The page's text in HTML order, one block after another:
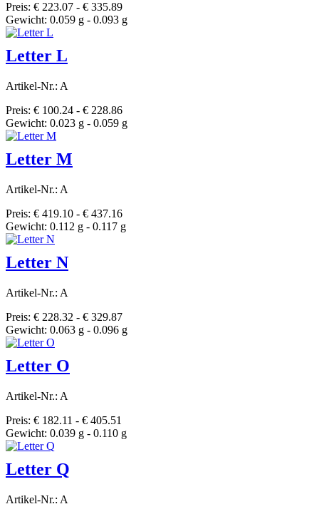
Preis: € 223.07 - € 335.89
Gewicht: 0.059 g - 0.093 g
Letter L
Artikel-Nr.: A
Preis: € 100.24 - € 228.86
Gewicht: 0.023 g - 0.059 g
Letter M
Artikel-Nr.: A
Preis: € 419.10 - € 437.16
Gewicht: 0.112 g - 0.117 g
Letter N
Artikel-Nr.: A
Preis: € 228.32 - € 329.87
Gewicht: 0.063 g - 0.096 g
Letter O
Artikel-Nr.: A
Preis: € 182.11 - € 405.51
Gewicht: 0.039 g - 0.110 g
Letter Q
Artikel-Nr.: A